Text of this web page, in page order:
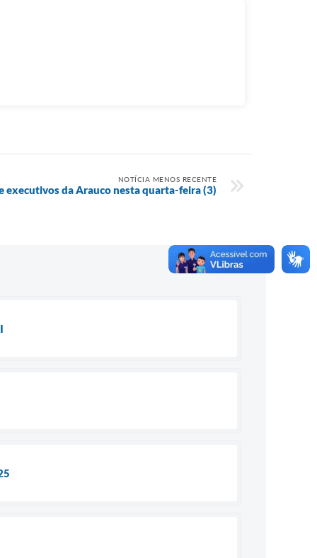
NOTÍCIA MENOS RECENTE
executivos da Arauco nesta quarta-feira (3)